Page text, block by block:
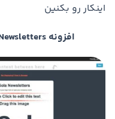
اینکار رو بکنین
افزونه MailPoet Newsletters در مخزن وردپرس